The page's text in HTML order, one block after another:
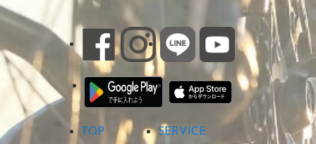
TOP
SERVICE